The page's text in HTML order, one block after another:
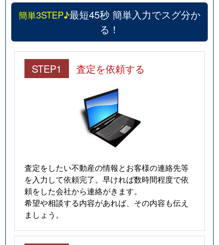
簡単3STEP♪最短45秒 簡単入力でスグ分か
る！
STEP1 査定を依頼する
査定をしたい不動産の情報とお客様の連絡先等
を入力して依頼完了。早ければ数時間程度で依
頼をした会社から連絡がきます。
希望や相談する内容があれば、その内容も伝え
ましょう。